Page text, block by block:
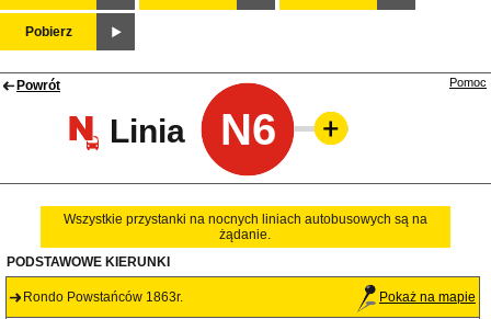
Pobierz
Powrót
Linia N6
Pomoc
Wszystkie przystanki na nocnych liniach autobusowych są na
żądanie.
PODSTAWOWE KIERUNKI
Rondo Powstańców 1863r. Pokaż na mapie